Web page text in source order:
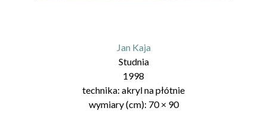
Jan Kaja
Studnia
1998
technika: akryl na płótnie
wymiary (cm): 70× 90